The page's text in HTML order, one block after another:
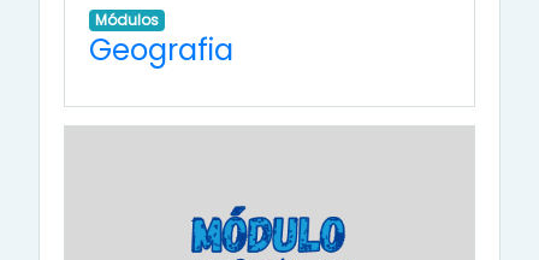
Módulos
Geografia